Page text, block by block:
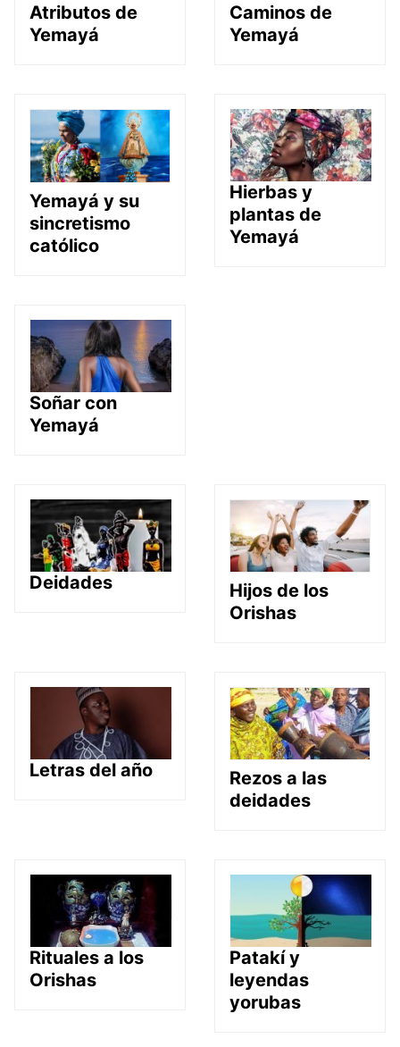
Atributos de
Yemayá
Caminos de
Yemayá
Yemayá y su
sincretismo
católico
Hierbas y
plantas de
Yemayá
Soñar con
Yemayá
Deidades
Hijos de los
Orishas
Letras del año
Rezos a las
deidades
Rituales a los
Orishas
Patakí y
leyendas
yorubas